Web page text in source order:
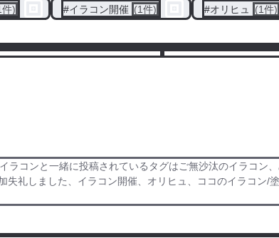
件) #イラコン開催 (1件) #オリヒュ (1件)
ラコンと一緒に投稿されているタグはご無沙汰のイラコン
礼しました、イラコン開催、オリヒュ、ココのイラコン